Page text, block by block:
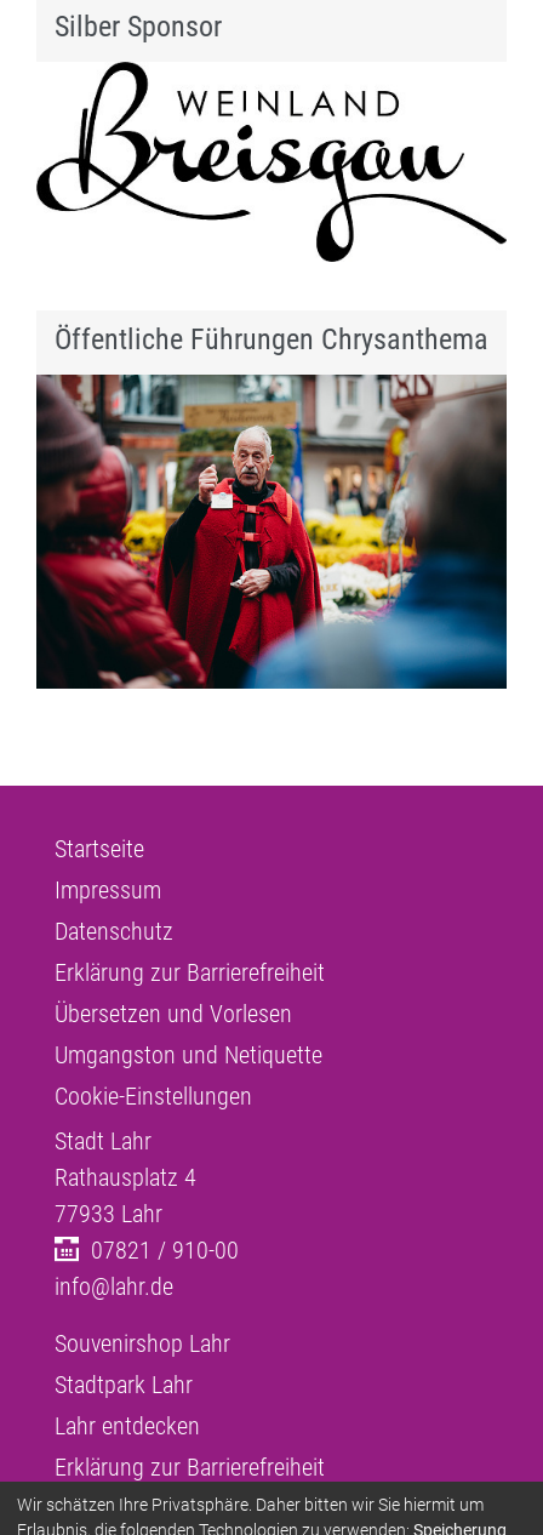
Silber Sponsor
Öffentliche Führungen Chrysanthema
Startseite
Impressum
Datenschutz
Erklärung zur Barrierefreiheit
Übersetzen und Vorlesen
Umgangston und Netiquette
Cookie-Einstellungen
Stadt Lahr
Rathausplatz 4
77933 Lahr
07821 / 910-00
info@lahr.de
Souvenirshop Lahr
Stadtpark Lahr
Lahr entdecken
Erklärung zur Barrierefreiheit
Infos zur Barrierefreiheit
Wir schätzen Ihre Privatsphäre. Daher bitten wir Sie hiermit um
Erlaubnis, die folgenden Technologien zu verwenden: Speicherung